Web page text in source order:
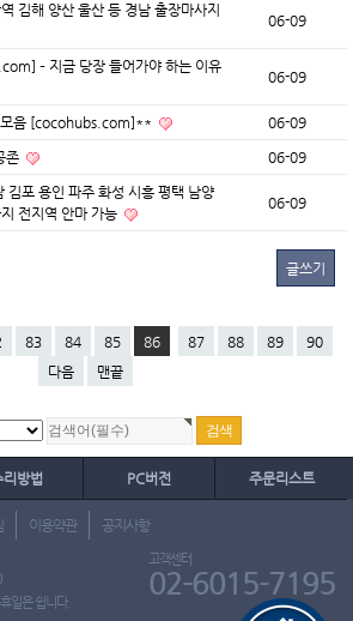
김해 양산 울산 등 경남 출장마사지
06-09
– 지금 당장 들어가야 하는 이유
06-09
모음 [cocohubs.com]** 06-09
존 06-09
김포 용인 파주 화성 시흥 평택 남양
전지역 안마 가능
06-09
글쓰기
83 84 85 86 87 88 89
90
다음
맨끝
리방법 PC버전 주문리스트
이용약관 공지사항
일은 쉽니다.
고객센터
02-6015-7195